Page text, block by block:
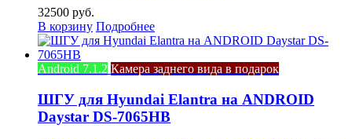
32500 руб.
В корзину Подробнее
Android 7.1.2 Камера заднего вида в подарок
ШГУ для Hyundai Elantra на ANDROID
Daystar DS-7065HB